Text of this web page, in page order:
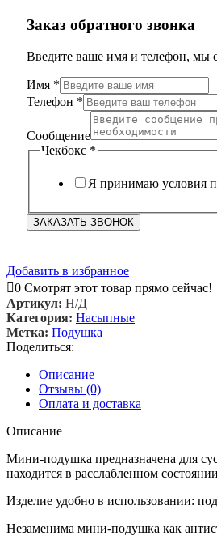
Заказ обратного звонка
Введите ваше имя и телефон, мы
Имя *
Телефон *
Имя
Сообщение
Сообщение
Чекбокс *
Я принимаю условия
ЗАКАЗАТЬ ЗВОНОК
Добавить в избранное
0 Смотрят этот товар прямо сейчас!
Артикул: Н/Д
Категория: Насыпные
Метка: Подушка
Поделиться:
Описание
Отзывы (0)
Оплата и доставка
Описание
Мини-подушка предназначена для
находится в расслабленном
Изделие удобно в использовании:
Незаменима мини-подушка как